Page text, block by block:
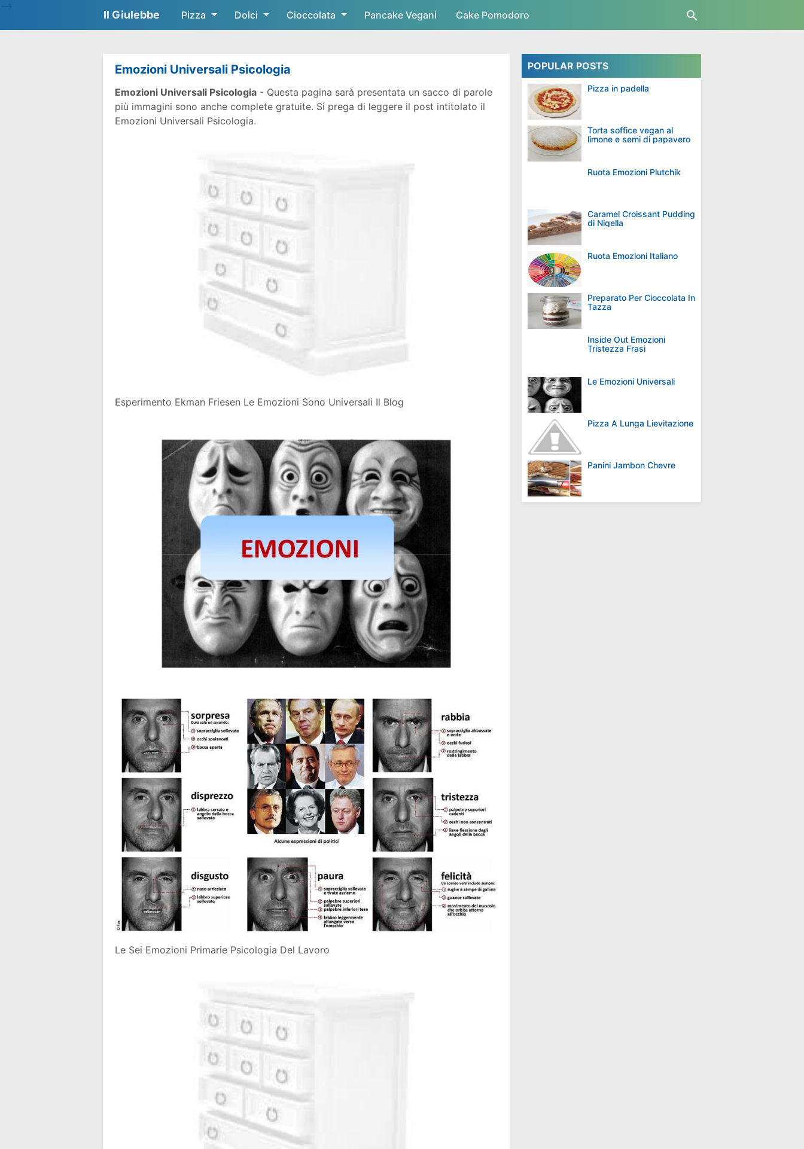
Skip to main content
Il Giulebbe Pizza Dolci Cioccolata Pancake Vegani Cake Pomodoro
Emozioni Universali Psicologia
Emozioni Universali Psicologia - Questa pagina sarà presentata un sacco di parole
più immagini sono anche complete gratuite. Si prega di leggere il post intitolato il
Emozioni Universali Psicologia.
Esperimento Ekman Friesen Le Emozioni Sono Universali Il Blog
Le Sei Emozioni Primarie Psicologia Del Lavoro
POPULAR POSTS
Pizza in padella
Torta soffice vegan al
limone e semi di papavero
Ruota Emozioni Plutchik
Caramel Croissant Pudding
di Nigella
Ruota Emozioni Italiano
Preparato Per Cioccolata In
Tazza
Inside Out Emozioni
Tristezza Frasi
Le Emozioni Universali
Pizza A Lunga Lievitazione
Panini Jambon Chevre